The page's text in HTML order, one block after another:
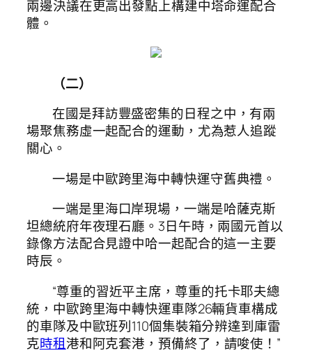
兩邊決議在更高出發點上構建中塔命運配合
體。
（二）
在國是拜訪豐盛密集的日程之中，有兩
場聚焦務虛一起配合的運動，尤為惹人追蹤
關心。
一場是中歐跨里海中轉快運守舊典禮。
一端是里海口岸現場，一端是哈薩克斯
坦總統府年夜理石廳。3日午時，兩國元首以
錄像方法配合見證中哈一起配合的這一主要
時辰。
“尊重的習近平主席，尊重的托卡耶夫總
統，中歐跨里海中轉快運車隊26輛貨車構成
的車隊及中歐班列110個集裝箱分辨達到庫雷
克時租港和阿克套港，預備終了，請唆使！”